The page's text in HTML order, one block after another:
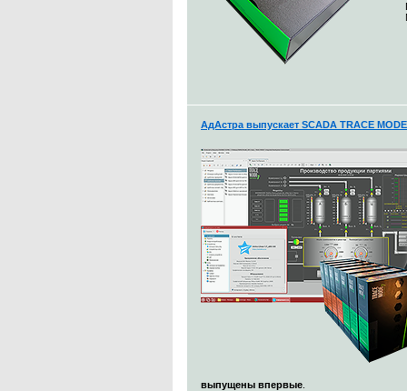
АдАстра выпускает SCADA TRACE
выпущены впервые